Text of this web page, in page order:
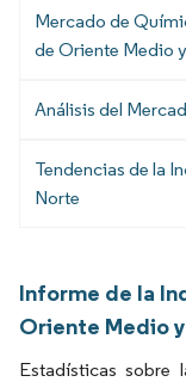
Mercado de
de Oriente Medio
Análisis del
Tendencias de la
Norte
Informe de la
Oriente Medio
Estadísticas sobre